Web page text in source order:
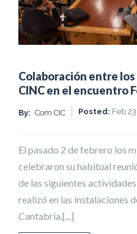
Colaboración entre los
CINC en el encuentro
By: Com CIC Posted: Feb
El pasado 2 de febrero los
celebraron su habitual
de las siguientes
realizó en las instalaciones
Cantabria.[...]